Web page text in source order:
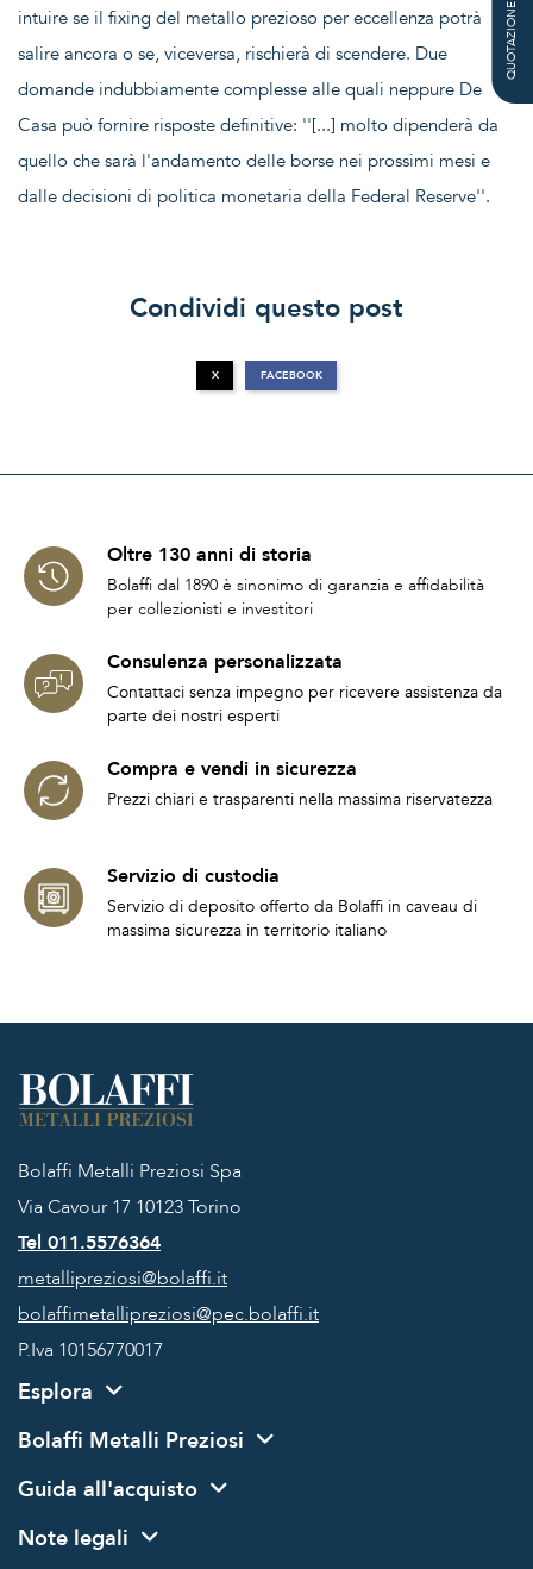
intuire se il fixing del metallo prezioso per eccellenza potrà
salire ancora o se, viceversa, rischierà di scendere. Due
domande indubbiamente complesse alle quali neppure De
Casa può fornire risposte definitive: ''[...] molto dipenderà da
quello che sarà l'andamento delle borse nei prossimi mesi e
dalle decisioni di politica monetaria della Federal Reserve''.
Condividi questo post
X FACEBOOK
Oltre 130 anni di storia
Bolaffi dal 1890 è sinonimo di garanzia e affidabilità
per collezionisti e investitori
Consulenza personalizzata
Contattaci senza impegno per ricevere assistenza da
parte dei nostri esperti
Compra e vendi in sicurezza
Prezzi chiari e trasparenti nella massima riservatezza
Servizio di custodia
Servizio di deposito offerto da Bolaffi in caveau di
massima sicurezza in territorio italiano
QUOTAZIONE
Bolaffi Metalli Preziosi Spa
Via Cavour 17 10123 Torino
Tel 011.5576364
metallipreziosi@bolaffi.it
bolaffimetallipreziosi@pec.bolaffi.it
P.Iva 10156770017
Esplora
Bolaffi Metalli Preziosi
Guida all'acquisto
Note legali